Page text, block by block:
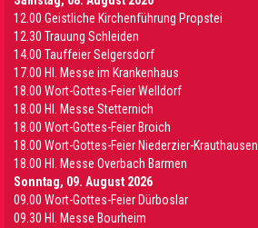
12.00 Geistliche Kirchenführung Propstei
12.30 Trauung Schleiden
14.00 Tauffeier Selgersdorf
17.00 Hl. Messe im Krankenhaus
18.00 Wort-Gottes-Feier Welldorf
18.00 Hl. Messe Stetternich
18.00 Wort-Gottes-Feier Broich
18.00 Wort-Gottes-Feier Niederzier-Krauthausen
18.00 Hl. Messe Overbach Barmen
Sonntag, 09. August 2026
09.00 Wort-Gottes-Feier Dürboslar
09.30 HI. Messe Bourheim